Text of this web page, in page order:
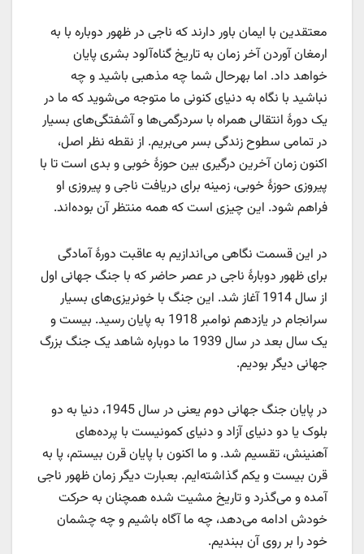
معتقدین با ایمان باور دارند که ناجی در ظهور دوباره با به
ارمغان آوردن آخر زمان به تاریخ گناه‌آلود بشری پایان
خواهد داد. اما بهرحال شما چه مذهبی باشید و چه
نباشید با نگاه به دنیای کنونی ما متوجه می‌شوید که ما در
یک دورۀ انتقالی همراه با سردرگمی‌ها و آشفتگی‌های بسیار
در تمامی سطوح زندگی بسر می‌بریم. از نقطه نظر اصل،
اکنون زمان آخرین درگیری بین حوزۀ خوبی و بدی است تا با
پیروزی حوزۀ خوبی، زمینه برای دریافت ناجی و پیروزی او
فراهم شود. این چیزی است که همه منتظر آن بوده‌اند.
در این قسمت نگاهی می‌اندازیم به عاقبت دورۀ آمادگی
برای ظهور دوبارۀ ناجی در عصر حاضر که با جنگ جهانی اول
از سال 1914 آغاز شد. این جنگ با خونریزی‌های بسیار
سرانجام در یازدهم نوامبر 1918 به پایان رسید. بیست و
یک سال بعد در سال 1939 ما دوباره شاهد یک جنگ بزرگ
جهانی دیگر بودیم.
در پایان جنگ جهانی دوم یعنی در سال 1945، دنیا به دو
بلوک یا دو دنیای آزاد و دنیای کمونیست با پرده‌های
آهنینش، تقسیم شد. و ما اکنون با پایان قرن بیستم، پا به
قرن بیست و یکم گذاشته‌ایم. بعبارت دیگر زمان ظهور ناجی
آمده و می‌گذرد و تاریخ مشیت شده همچنان به حرکت
خودش ادامه می‌دهد، چه ما آگاه باشیم و چه چشمان
خود را بر روی آن ببندیم.